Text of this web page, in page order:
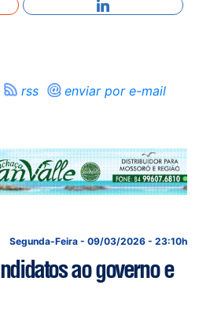
rss enviar por e-mail
Segunda-Feira - 09/03/2026 - 23:10h
ao governo e